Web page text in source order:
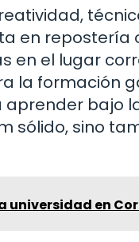
en repostería
en el lugar
la formación
bajo
sólido, sino
universidad en